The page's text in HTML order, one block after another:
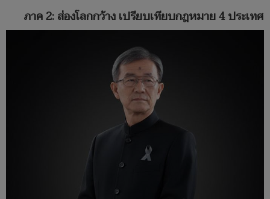
ภาค 2: ส่องโลกกว้าง เปรียบเทียบกฎหมาย 4 ประเทศ